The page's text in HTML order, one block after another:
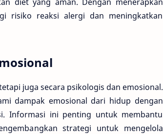
risiko reaksi alergi dan meningkatkan
juga secara psikologis dan emosional.
dampak emosional dari hidup dengan
Informasi ini penting untuk membantu
strategi untuk mengelola